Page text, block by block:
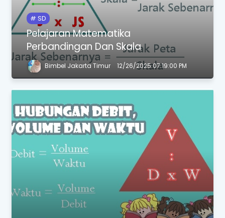
SD
Pelajaran Matematika
Perbandingan Dan Skala
Bimbel Jakarta Timur 12/26/2025 07:19:00 PM